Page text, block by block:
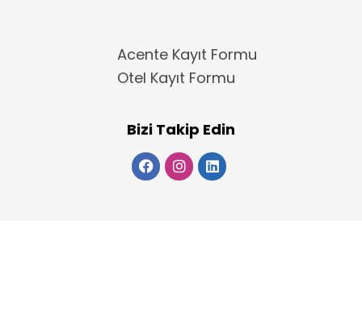
Acente Kayıt Formu
Otel Kayıt Formu
Bizi Takip Edin